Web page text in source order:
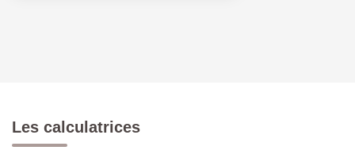
Les calculatrices